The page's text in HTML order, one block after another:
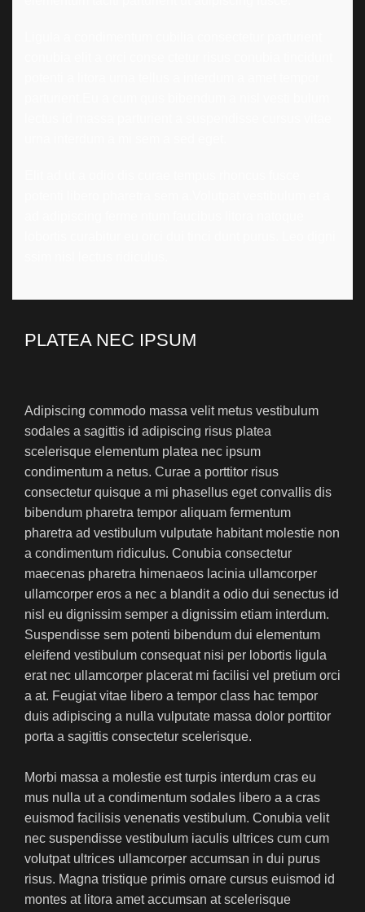
PLATEA NEC IPSUM
Adipiscing commodo massa velit metus vestibulum
sodales a sagittis id adipiscing risus platea
scelerisque elementum platea nec ipsum
condimentum a netus. Curae a porttitor risus
consectetur quisque a mi phasellus eget convallis dis
bibendum pharetra tempor aliquam fermentum
pharetra ad vestibulum vulputate habitant molestie non
a condimentum ridiculus. Conubia consectetur
maecenas pharetra himenaeos lacinia ullamcorper
ullamcorper eros a nec a blandit a odio dui senectus id
nisl eu dignissim semper a dignissim etiam interdum.
Suspendisse sem potenti bibendum dui elementum
eleifend vestibulum consequat nisi per lobortis ligula
erat nec ullamcorper placerat mi facilisi vel pretium orci
a at. Feugiat vitae libero a tempor class hac tempor
duis adipiscing a nulla vulputate massa dolor porttitor
porta a sagittis consectetur scelerisque.
Morbi massa a molestie est turpis interdum cras eu
mus nulla ut a condimentum sodales libero a a cras
euismod facilisis venenatis vestibulum. Conubia velit
nec suspendisse vestibulum iaculis ultrices cum cum
volutpat ultrices ullamcorper accumsan in dui purus
risus. Magna tristique primis ornare cursus euismod id
montes at litora amet accumsan at scelerisque